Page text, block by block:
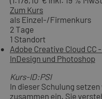
Zum Kurs
als Einzel-/Firmenkurs
2 Tage
1 Standort
Adobe Creative Cloud
InDesign und Photoshop
Kurs-ID:PSI
In dieser Schulung
zusammen ein. Sie